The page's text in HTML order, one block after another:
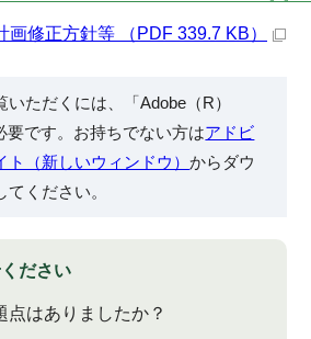
画修正方針等 （PDF 339.7 KB）
ただくには、「Adobe（R）
要です。お持ちでない方はアドビ
ト（新しいウィンドウ）からダウ
ください。
ださい
点はありましたか？